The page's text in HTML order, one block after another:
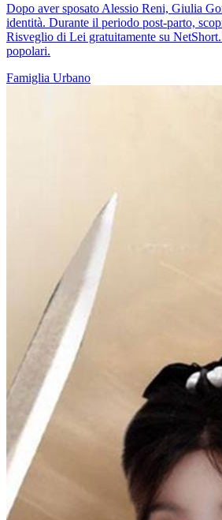
Dopo aver sposato Alessio Reni, Giulia
identità. Durante il periodo post-parto,
Risveglio di Lei gratuitamente su
popolari.
Famiglia Urbano